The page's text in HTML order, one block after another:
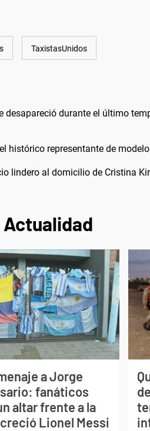
TaxistasUnidos
desapareció durante el último
histórico representante de
lindero al domicilio de Cristina
Actualidad
a Jorge
fanáticos
altar frente a la
Lionel Messi